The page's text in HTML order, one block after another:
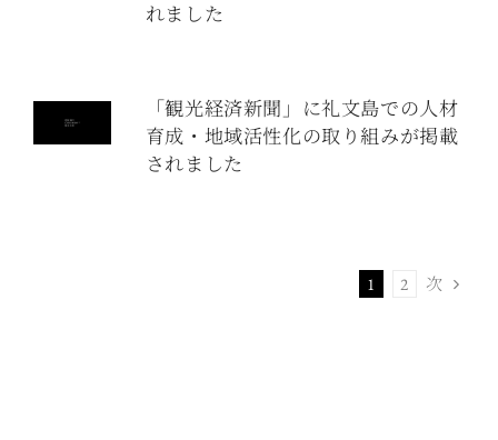
れました
「観光経済新聞」に礼文島での人材
育成・地域活性化の取り組みが掲載
されました
1 2 次